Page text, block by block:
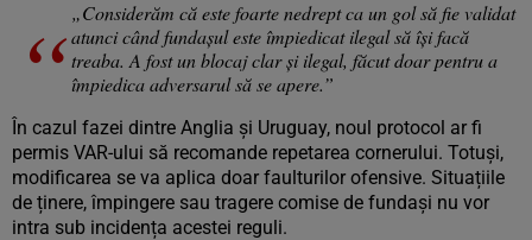
„Considerăm că este foarte nedrept ca un gol să fie validat
atunci când fundașul este împiedicat ilegal să își facă
treaba. A fost un blocaj clar și ilegal, făcut doar pentru a
împiedica adversarul să se apere.”
În cazul fazei dintre Anglia și Uruguay, noul protocol ar fi
permis VAR-ului să recomande repetarea cornerului. Totuși,
modificarea se va aplica doar faulturilor ofensive. Situațiile
de ținere, împingere sau tragere comise de fundași nu vor
intra sub incidența acestei reguli.